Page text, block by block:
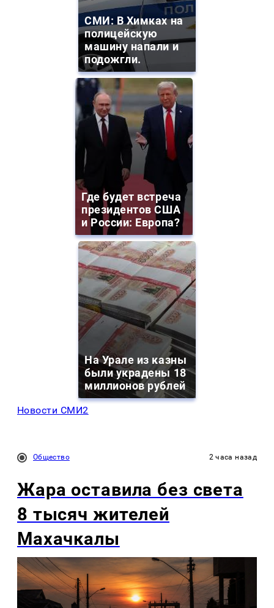
СМИ: В Химках на
полицейскую
машину напали и
подожгли.
Где будет встреча
президентов США
и России: Европа?
На Урале из казны
были украдены 18
миллионов рублей
Новости СМИ2
Общество 2 часа назад
Жара оставила без света
8 тысяч жителей
Махачкалы